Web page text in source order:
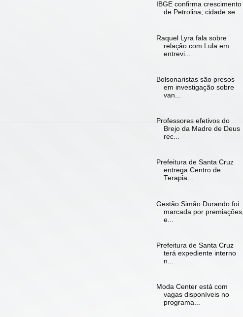
IBGE confirma crescimento
de Petrolina; cidade se ...
Raquel Lyra fala sobre
relação com Lula em
entrevi...
Bolsonaristas são presos
em investigação sobre
van...
Professores efetivos do
Brejo da Madre de Deus
rec...
Prefeitura de Santa Cruz
entrega Centro de
Terapia...
Gestão Simão Durando foi
marcada por premiações,
e...
Prefeitura de Santa Cruz
terá expediente interno
n...
Moda Center está com
vagas disponíveis no
programa...